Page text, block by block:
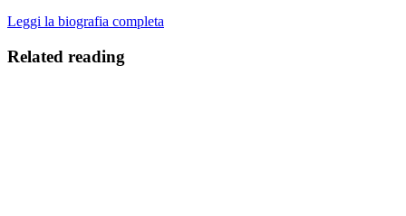
Leggi la biografia completa
Related reading